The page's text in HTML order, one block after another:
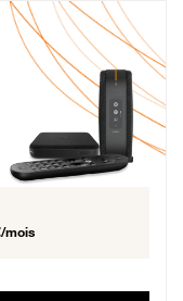
par mois, Engagement 12 mois
mois